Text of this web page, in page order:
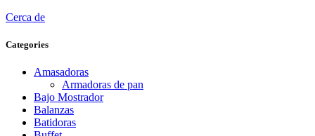
Cerca de
Categories
Amasadoras
Armadoras de pan
Bajo Mostrador
Balanzas
Batidoras